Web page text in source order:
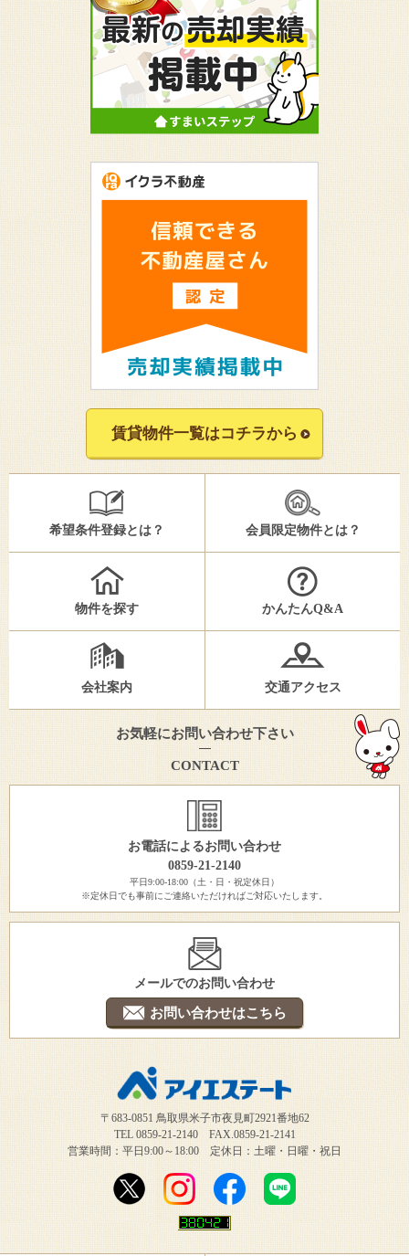
賃貸物件一覧はコチラから
希望条件登録とは？ 会員限定物件とは？
物件を探す かんたんQ&A
会社案内 交通アクセス
お気軽にお問い合わせ下さい
CONTACT
お電話によるお問い合わせ
0859-21-2140
平日9:00-18:00（土・日・祝定休日）
※定休日でも事前にご連絡いただければご対応いたします。
メールでのお問い合わせ
お問い合わせはこちら
〒683-0851 鳥取県米子市夜見町2921番地62
TEL 0859-21-2140 FAX.0859-21-2141
営業時間：平日9:00～18:00 定休日：土曜・日曜・祝日